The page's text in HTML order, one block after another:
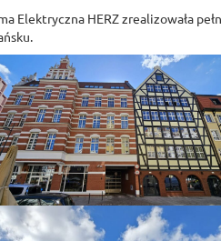
Elektryczna HERZ zrealizowała